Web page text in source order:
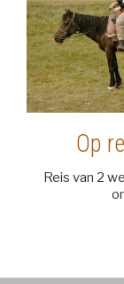
Op
Reis van 2